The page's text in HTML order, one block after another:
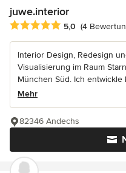
juwe.interior
Durchschnittliche
5,0 (4
Interior Design, Redesign
Visualisierung im Raum
München Süd. Ich entwickle
Mehr
82346 Andechs